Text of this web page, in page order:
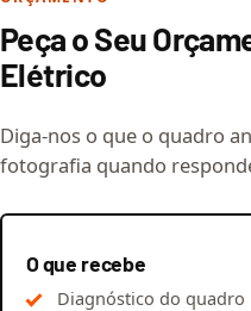
Peça o Seu
Elétrico
Diga-nos o que o quadro
fotografia quando
O que recebe
Diagnóstico do